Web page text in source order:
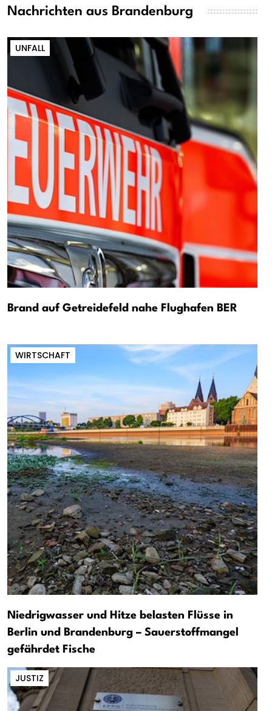
Nachrichten aus Brandenburg
UNFALL
Brand auf Getreidefeld nahe Flughafen BER
WIRTSCHAFT
Niedrigwasser und Hitze belasten Flüsse in
Berlin und Brandenburg – Sauerstoffmangel
gefährdet Fische
JUSTIZ